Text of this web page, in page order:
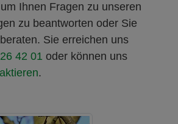
Ihnen Fragen zu unseren
zu beantworten oder Sie
Sie erreichen uns
42 01 oder können uns
.